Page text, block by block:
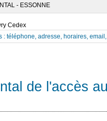
- ESSONNE
Cedex
: téléphone, adresse, horaires,
de l'accès